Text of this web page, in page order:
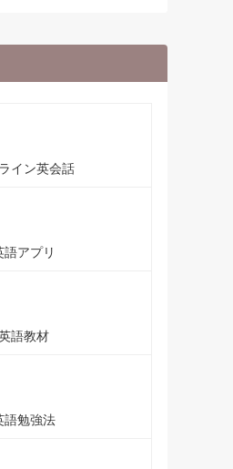
イン英会話
語アプリ
語教材
語勉強法